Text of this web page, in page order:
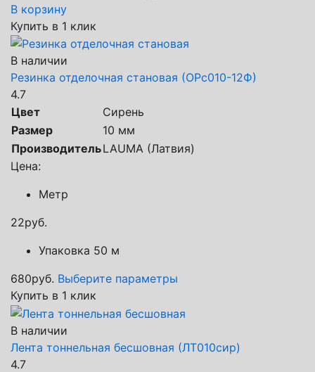
В корзину
Купить в 1 клик
В наличии
Резинка отделочная становая (ОРс010-12Ф)
4.7
Цвет
Сирень
Размер
10 мм
ПроизводительLAUMA (Латвия)
Цена:
Метр
22руб.
Упаковка 50 м
680руб. Выберите параметры
Купить в 1 клик
В наличии
Лента тоннельная бесшовная (ЛТ010сир)
4.7